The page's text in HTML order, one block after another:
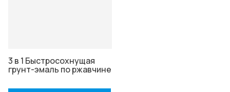
3 в 1 Быстросохнущая
грунт-эмаль по ржавчине